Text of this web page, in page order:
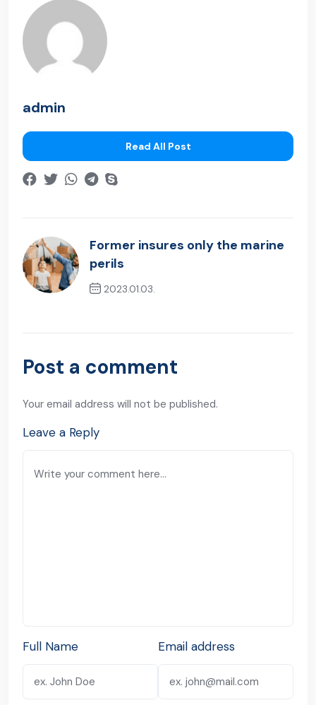
admin
Read All Post
Former insures only the marine
perils
2023.01.03.
Post a comment
Your email address will not be published.
Leave a Reply
Full Name Email address